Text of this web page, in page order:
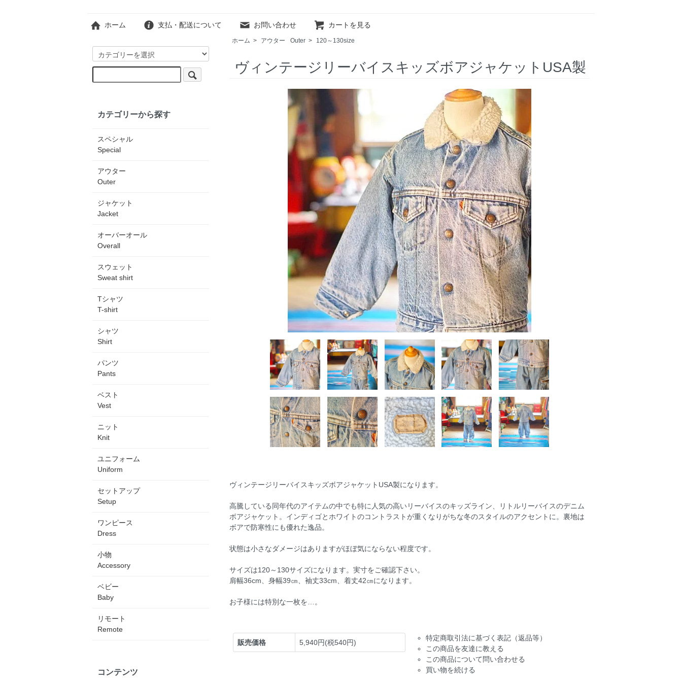
ホーム 支払・配送について お問い合わせ カートを見る
ホーム > アウター Outer > 120～130size
ヴィンテージリーバイスキッズボアジャケットUSA製
ヴィンテージリーバイスキッズボアジャケットUSA製になります。
高騰している同年代のアイテムの中でも特に人気の高いリーバイスのキッズライン、リトルリーバイスのデニム
ボアジャケット。インディゴとホワイトのコントラストが重くなりがちな冬のスタイルのアクセントに。裏地は
ボアで防寒性にも優れた逸品。
状態は小さなダメージはありますがほぼ気にならない程度です。
サイズは120～130サイズになります。実寸をご確認下さい。
肩幅36cm、身幅39㎝、袖丈33cm、着丈42㎝になります。
お子様には特別な一枚を…。
販売価格 5,940円(税540円)
特定商取引法に基づく表記（返品等）
この商品を友達に教える
この商品について問い合わせる
買い物を続ける
カテゴリーから探す
スペシャル
Special
アウター
Outer
ジャケット
Jacket
オーバーオール
Overall
スウェット
Sweat shirt
Tシャツ
T-shirt
シャツ
Shirt
パンツ
Pants
ベスト
Vest
ニット
Knit
ユニフォーム
Uniform
セットアップ
Setup
ワンピース
Dress
小物
Accessory
ベビー
Baby
リモート
Remote
コンテンツ